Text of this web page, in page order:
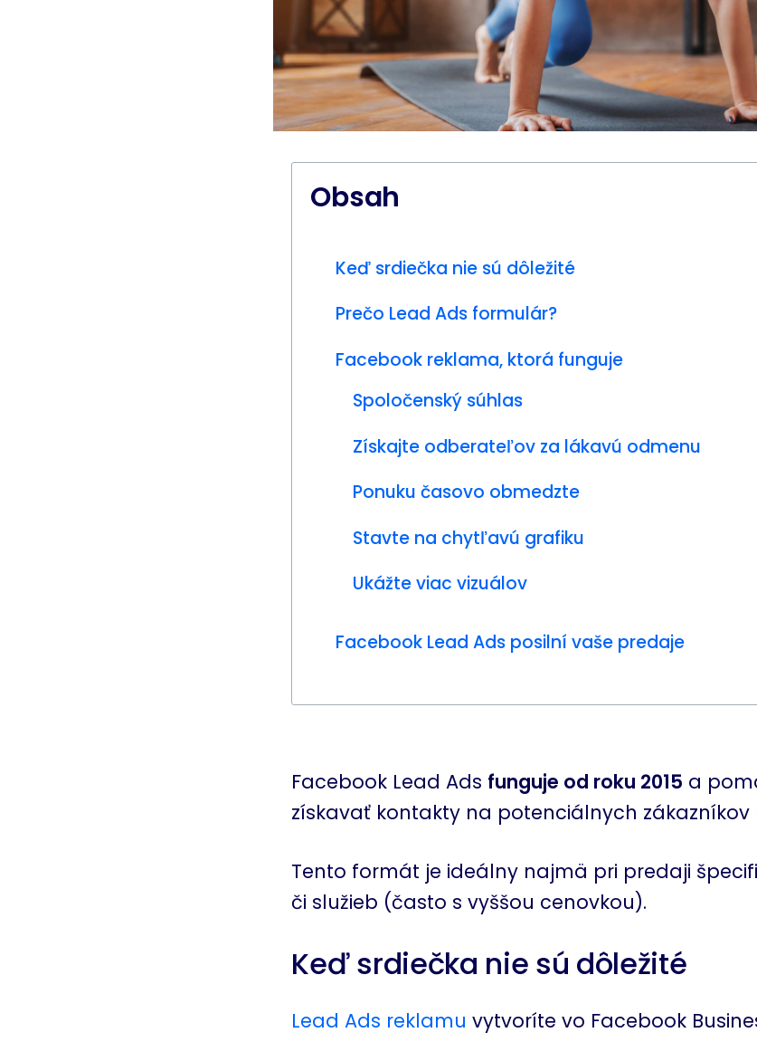
Obsah
Keď srdiečka nie sú dôležité
Prečo Lead Ads formulár?
Facebook reklama, ktorá funguje
Spoločenský súhlas
Získajte odberateľov za lákavú odmenu
Ponuku časovo obmedzte
Stavte na chytľavú grafiku
Ukážte viac vizuálov
Facebook Lead Ads posilní vaše predaje
Facebook Lead Ads funguje od roku 2015 a
získavať kontakty na potenciálnych zákazníkov
Tento formát je ideálny najmä pri predaji
či služieb (často s vyššou cenovkou).
Keď srdiečka nie sú dôležité
Lead Ads reklamu vytvoríte vo Facebook